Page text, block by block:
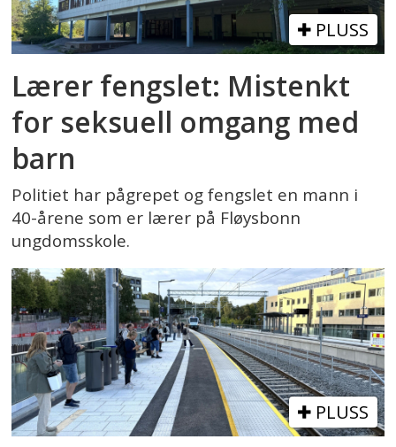
PLUSS
Lærer fengslet: Mistenkt
for seksuell omgang med
barn
Politiet har pågrepet og fengslet en mann i
40-årene som er lærer på Fløysbonn
ungdomsskole.
PLUSS